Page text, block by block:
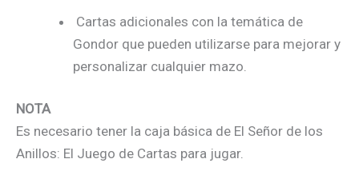
Cartas adicionales con la temática de
Gondor que pueden utilizarse para mejorar y
personalizar cualquier mazo.
NOTA
Es necesario tener la caja básica de El Señor de los
Anillos: El Juego de Cartas para jugar.